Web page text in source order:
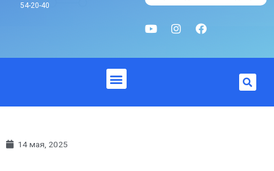
54-20-40
14 мая, 2025